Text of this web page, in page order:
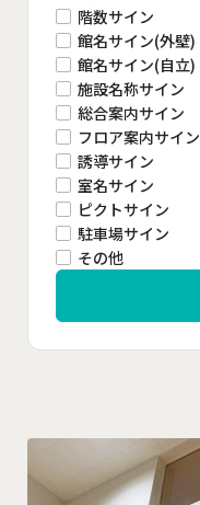
階数サイン
館名サイン(外壁)
館名サイン(自立)
施設名称サイン
総合案内サイン
フロア案内サイン
誘導サイン
室名サイン
ピクトサイン
駐車場サイン
その他